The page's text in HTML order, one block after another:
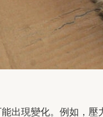
出現變化。例如，